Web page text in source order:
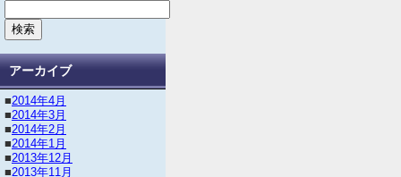
アーカイブ
■2014年4月
■2014年3月
■2014年2月
■2014年1月
■2013年12月
■2013年11月